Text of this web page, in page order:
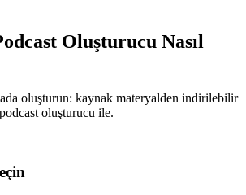
Oluşturucu Nasıl
oluşturun: kaynak materyalden indirilebilir
oluşturucu ile.